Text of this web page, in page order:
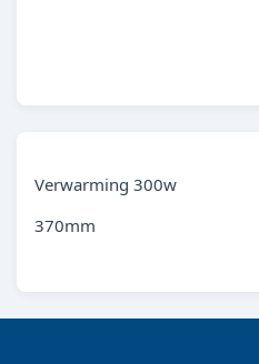
Verwarming 300w
370mm